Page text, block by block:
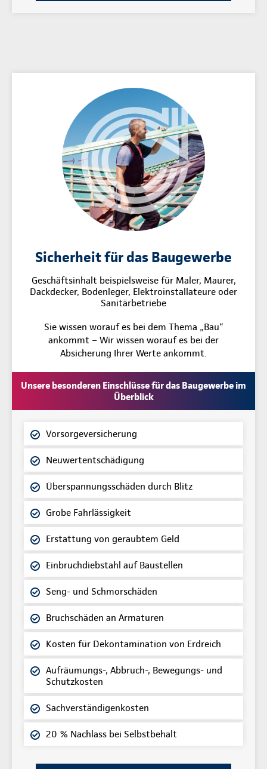
Sicherheit für das Baugewerbe
Geschäftsinhalt beispielsweise für Maler, Maurer,
Dackdecker, Bodenleger, Elektroinstallateure oder
Sanitärbetriebe
Sie wissen worauf es bei dem Thema „Bau“
ankommt – Wir wissen worauf es bei der
Absicherung Ihrer Werte ankommt.
Unsere besonderen Einschlüsse für das Baugewerbe im
Überblick
Vorsorgeversicherung
Neuwertentschädigung
Überspannungsschäden durch Blitz
Grobe Fahrlässigkeit
Erstattung von geraubtem Geld
Einbruchdiebstahl auf Baustellen
Seng- und Schmorschäden
Bruchschäden an Armaturen
Kosten für Dekontamination von Erdreich
Aufräumungs-, Abbruch-, Bewegungs- und
Schutzkosten
Sachverständigenkosten
20 % Nachlass bei Selbstbehalt